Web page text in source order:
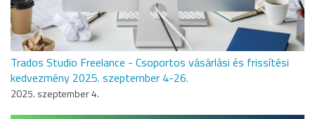
Trados Studio Freelance - Csoportos vásárlási és frissítési
kedvezmény 2025. szeptember 4-26.
2025. szeptember 4.